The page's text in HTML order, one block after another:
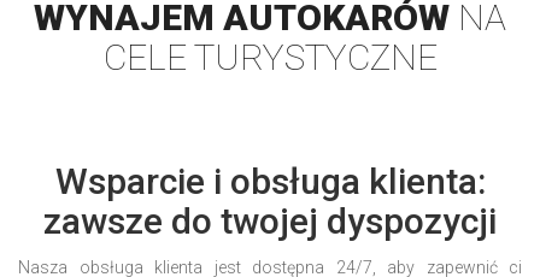
WYNAJEM AUTOKARÓW NA
CELE TURYSTYCZNE
Wsparcie i obsługa klienta:
zawsze do twojej dyspozycji
Nasza obsługa klienta jest dostępna 24/7, aby zapewnić ci